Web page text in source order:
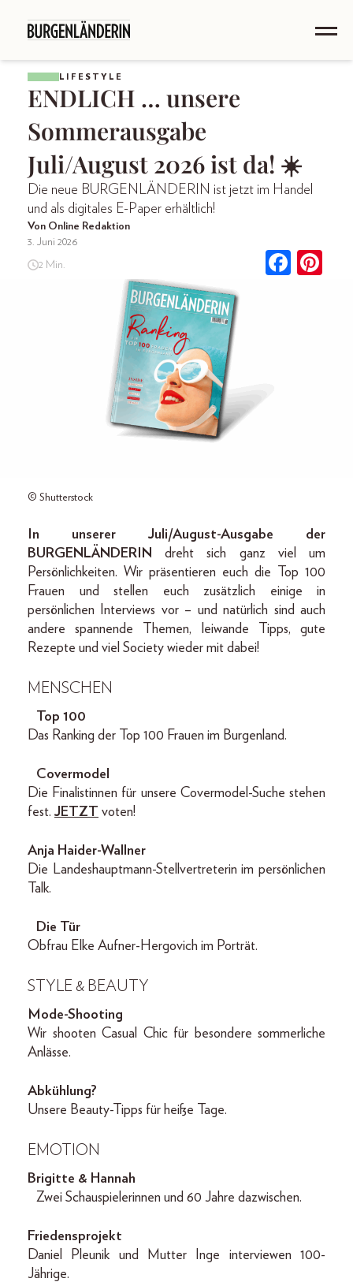
LIFESTYLE
ENDLICH … unsere
Sommerausgabe
Juli/August 2026 ist da! ☀️
Die neue BURGENLÄNDERIN ist jetzt im Handel
und als digitales E-Paper erhältlich!
Von Online Redaktion
3. Juni 2026
2 Min.
© Shutterstock
In unserer Juli/August-Ausgabe der
BURGENLÄNDERINdreht sich ganz viel um
Persönlichkeiten. Wir präsentieren euch die Top 100
Frauen und stellen euch zusätzlich einige in
persönlichen Interviews vor – und natürlich sind auch
andere spannende Themen, leiwande Tipps, gute
Rezepte und viel Society wieder mit dabei!
MENSCHEN
Top 100
Das Ranking der Top 100 Frauen im Burgenland.
Covermodel
Die Finalistinnen für unsere Covermodel-Suche stehen
fest. JETZT voten!
Anja Haider-Wallner
Die Landeshauptmann-Stellvertreterin im persönlichen
Talk.
Die Tür
Obfrau Elke Aufner-Hergovich im Porträt.
STYLE & BEAUTY
Mode-Shooting
Wir shooten Casual Chic für besondere sommerliche
Anlässe.
Abkühlung?
Unsere Beauty-Tipps für heiße Tage.
EMOTION
Brigitte & Hannah
Zwei Schauspielerinnen und 60 Jahre dazwischen.
Friedensprojekt
Daniel Pleunik und Mutter Inge interviewen 100-
Jährige.